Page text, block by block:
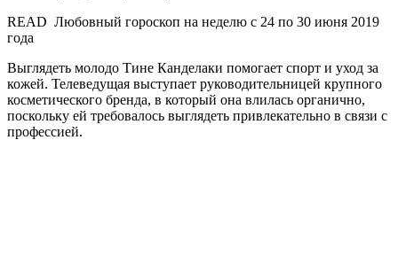
READ Любовный гороскоп на неделю с 24 по 30 июня 2019
года
Выглядеть молодо Тине Канделаки помогает спорт и уход за
кожей. Телеведущая выступает руководительницей крупного
косметического бренда, в который она влилась органично,
поскольку ей требовалось выглядеть привлекательно в связи с
профессией.